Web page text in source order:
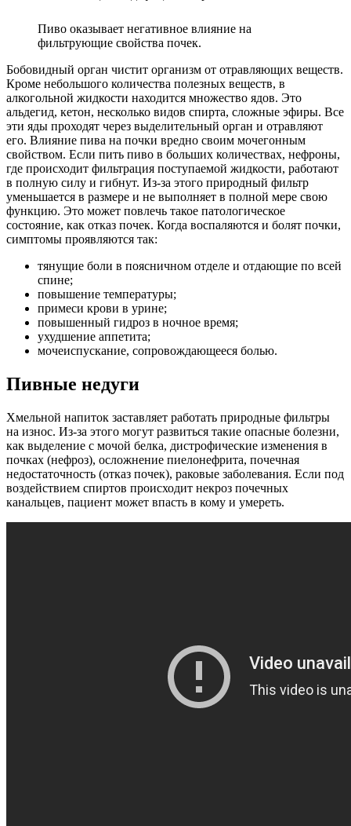
Пиво оказывает негативное влияние на
фильтрующие свойства почек.
Бобовидный орган чистит организм от отравляющих веществ.
Кроме небольшого количества полезных веществ, в
алкогольной жидкости находится множество ядов. Это
альдегид, кетон, несколько видов спирта, сложные эфиры. Все
эти яды проходят через выделительный орган и отравляют
его. Влияние пива на почки вредно своим мочегонным
свойством. Если пить пиво в больших количествах, нефроны,
где происходит фильтрация поступаемой жидкости, работают
в полную силу и гибнут. Из-за этого природный фильтр
уменьшается в размере и не выполняет в полной мере свою
функцию. Это может повлечь такое патологическое
состояние, как отказ почек. Когда воспаляются и болят почки,
симптомы проявляются так:
тянущие боли в поясничном отделе и отдающие по всей
спине;
повышение температуры;
примеси крови в урине;
повышенный гидроз в ночное время;
ухудшение аппетита;
мочеиспускание, сопровождающееся болью.
Пивные недуги
Хмельной напиток заставляет работать природные фильтры
на износ. Из-за этого могут развиться такие опасные болезни,
как выделение с мочой белка, дистрофические изменения в
почках (нефроз), осложнение пиелонефрита, почечная
недостаточность (отказ почек), раковые заболевания. Если под
воздействием спиртов происходит некроз почечных
канальцев, пациент может впасть в кому и умереть.